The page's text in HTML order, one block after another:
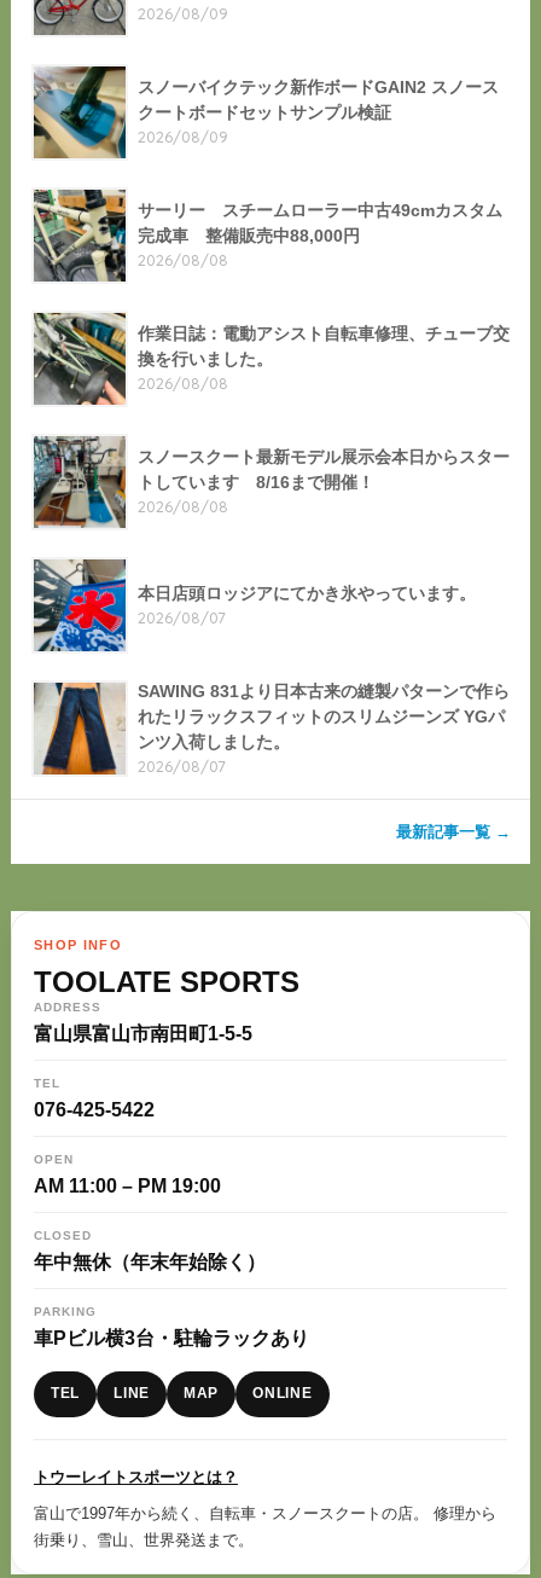
2026/08/09
スノーバイクテック新作ボードGAIN2 スノース
クートボードセットサンプル検証
2026/08/09
サーリー スチームローラー中古49cmカスタム
完成車 整備販売中88,000円
2026/08/08
作業日誌：電動アシスト自転車修理、チューブ交
換を行いました。
2026/08/08
スノースクート最新モデル展示会本日からスター
トしています 8/16まで開催！
2026/08/08
本日店頭ロッジアにてかき氷やっています。
2026/08/07
SAWING 831より日本古来の縫製パターンで作ら
れたリラックスフィットのスリムジーンズ YGパ
ンツ入荷しました。
2026/08/07
最新記事一覧 →
SHOP INFO
TOOLATE SPORTS
ADDRESS
富山県富山市南田町1-5-5
TEL
076-425-5422
OPEN
AM 11:00 – PM 19:00
CLOSED
年中無休（年末年始除く）
PARKING
車Pビル横3台・駐輪ラックあり
TEL LINE MAP ONLINE
トウーレイトスポーツとは？
富山で1997年から続く、自転車・スノースクートの店。 修理から
街乗り、雪山、世界発送まで。